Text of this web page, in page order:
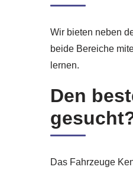
Wir bieten neben
beide Bereiche
lernen.
Den
Das Fahrzeuge